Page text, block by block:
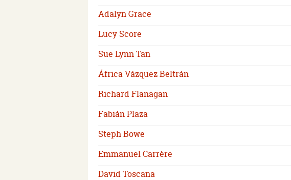
Adalyn Grace
Lucy Score
Sue Lynn Tan
África Vázquez Beltrán
Richard Flanagan
Fabián Plaza
Steph Bowe
Emmanuel Carrère
David Toscana